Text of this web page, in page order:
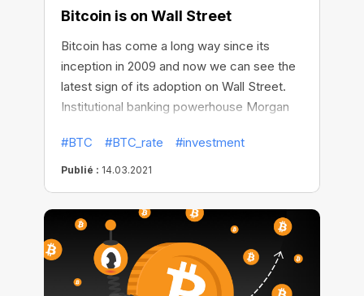
Bitcoin is on Wall Street
Bitcoin has come a long way since its
inception in 2009 and now we can see the
latest sign of its adoption on Wall Street.
Institutional banking powerhouse Morgan
management clients access to BTC
investing. It will be the first big U.S. bank to
#BTC #BTC_rate #investment
Publié : 14.03.2021